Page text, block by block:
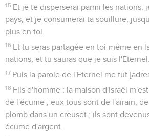
15 Et je te disperserai parmi les nations,
pays, et je consumerai ta souillure,
plus en toi.
16 Et tu seras partagée en toi-même en
nations, et tu sauras que je suis l'Eternel.
17 Puis la parole de l'Eternel me fut
18 Fils d'homme : la maison d'Israël
de l'écume ; eux tous sont de l'airain,
plomb dans un creuset ; ils sont
écume d'argent.